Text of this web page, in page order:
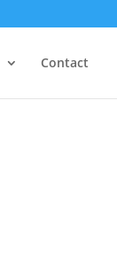
Contact